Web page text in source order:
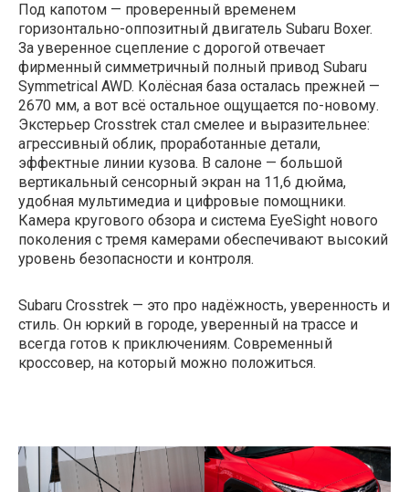
Под капотом — проверенный временем
горизонтально-оппозитный двигатель Subaru Boxer.
За уверенное сцепление с дорогой отвечает
фирменный симметричный полный привод Subaru
Symmetrical AWD. Колёсная база осталась прежней —
2670 мм, а вот всё остальное ощущается по-новому.
Экстерьер Crosstrek стал смелее и выразительнее:
агрессивный облик, проработанные детали,
эффектные линии кузова. В салоне — большой
вертикальный сенсорный экран на 11,6 дюйма,
удобная мультимедиа и цифровые помощники.
Камера кругового обзора и система EyeSight нового
поколения с тремя камерами обеспечивают высокий
уровень безопасности и контроля.
Subaru Crosstrek — это про надёжность, уверенность и
стиль. Он юркий в городе, уверенный на трассе и
всегда готов к приключениям. Современный
кроссовер, на который можно положиться.